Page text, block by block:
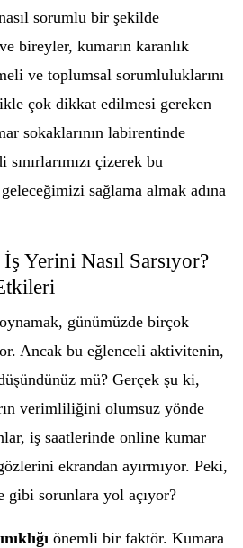
sorumlu bir şekilde
bireyler, kumarın karanlık
ve toplumsal sorumluluklarını
çok dikkat edilmesi gereken
sokaklarının labirentinde
çizerek bu
geleceğimizi sağlama almak adına
Yerini Nasıl Sarsıyor?
günümüzde birçok
Ancak bu eğlenceli aktivitenin,
mü? Gerçek şu ki,
verimliliğini olumsuz yönde
iş saatlerinde online kumar
ekrandan ayırmıyor. Peki,
gibi sorunlara yol açıyor?
önemli bir faktör. Kumara